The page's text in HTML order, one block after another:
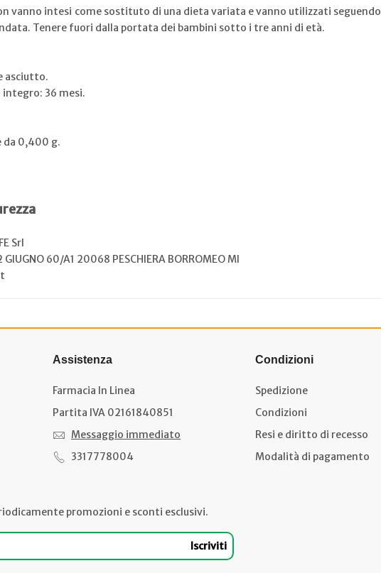
vanno intesi come sostituto di una dieta variata e vanno utilizzati
Tenere fuori dalla portata dei bambini sotto i tre anni di età.
asciutto.
36 mesi.
da 0,400 g.
Srl
GIUGNO 60/A1 20068 PESCHIERA BORROMEO MI
Assistenza
Farmacia In Linea
Partita IVA 02161840851
Messaggio immediato
3317778004
Condizioni
Spedizione
Condizioni
Resi e diritto di recesso
Modalità di pagamento
promozioni e sconti esclusivi.
Iscriviti